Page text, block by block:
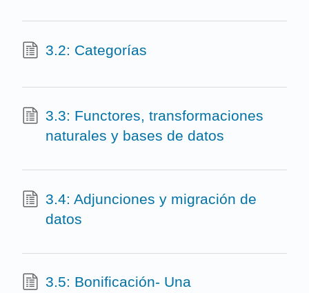
3.2: Categorías
3.3: Functores, transformaciones
naturales y bases de datos
3.4: Adjunciones y migración de
datos
3.5: Bonificación- Una